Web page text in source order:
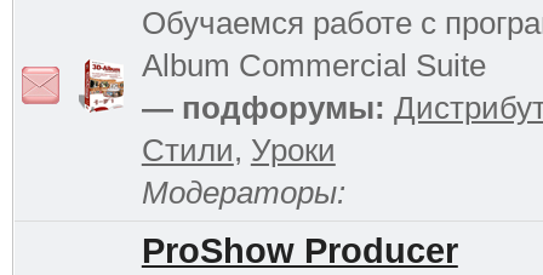
Обучаемся работе с
Album Commercial Suite
— подфорумы:
Стили, Уроки
Модераторы:
ProShow Producer